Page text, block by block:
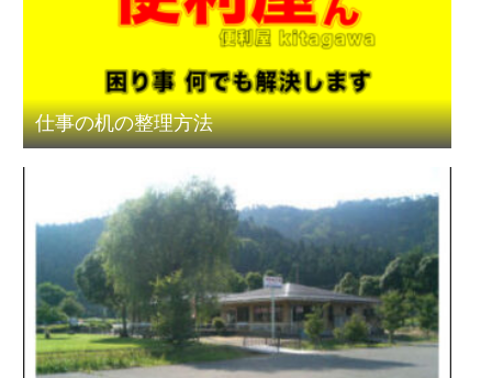
仕事の机の整理方法